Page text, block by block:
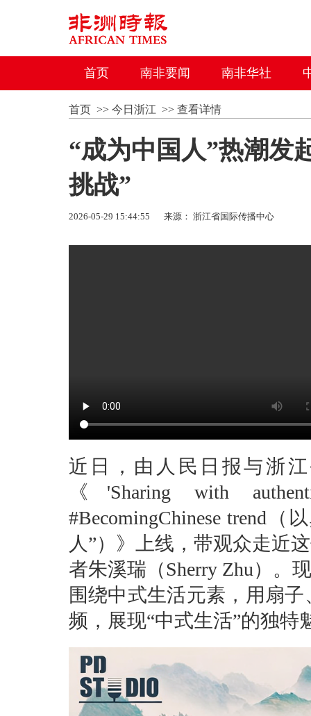
首页 南非要闻 南非华社
首页>> 今日浙江 >> 查看详情
“成为中国人”热潮发
挑战”
2026-05-29 15:44:55 来源： 浙江省国际传播中心
近日，由人民日报与浙
《'Sharing with
#BecomingChinese trend
人”）》上线，带观众走近
者朱溪瑞（Sherry Zhu）。
围绕中式生活元素，用扇
频，展现“中式生活”的独特